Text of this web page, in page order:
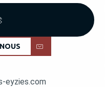
eyzies.com